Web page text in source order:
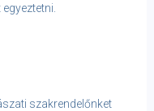
szakrendelőnket